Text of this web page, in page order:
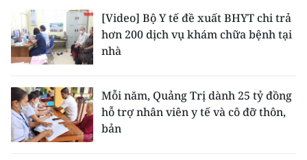
[Video] Bộ Y tế đề xuất BHYT chi trả
hơn 200 dịch vụ khám chữa bệnh tại
nhà
Mỗi năm, Quảng Trị dành 25 tỷ đồng
hỗ trợ nhân viên y tế và cô đỡ thôn,
bản